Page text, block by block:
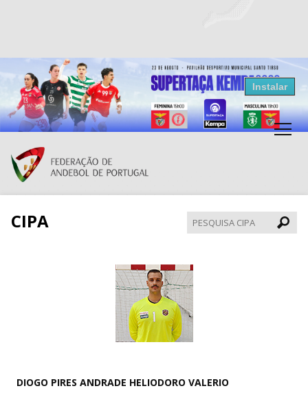
Resultados Andebol
Federação de Andebol de Portugal
Grátis - Disponivel na Play Store
Instalar
CIPA
CIPA
DIOGO PIRES ANDRADE HELIODORO VALERIO